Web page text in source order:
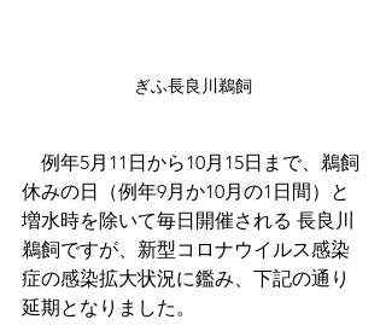
ぎふ長良川鵜飼
例年5月11日から10月15日まで、鵜飼
休みの日（例年9月か10月の1日間）と
増水時を除いて毎日開催される 長良川
鵜飼ですが、新型コロナウイルス感染
症の感染拡大状況に鑑み、下記の通り
延期となりました。